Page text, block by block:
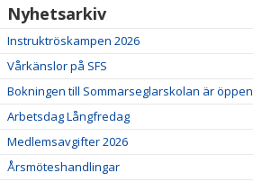
Nyhetsarkiv
Instruktröskampen 2026
Vårkänslor på SFS
Bokningen till Sommarseglarskolan är öppen
Arbetsdag Långfredag
Medlemsavgifter 2026
Årsmöteshandlingar